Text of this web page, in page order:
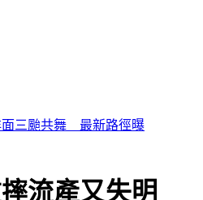
，跟韓國同步LIVE看愛豆夏日